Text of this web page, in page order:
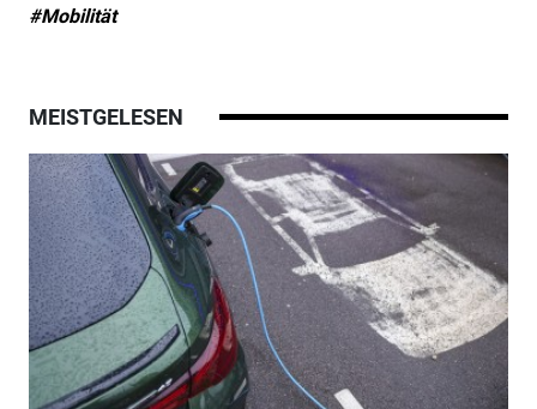
#Mobilität
MEISTGELESEN